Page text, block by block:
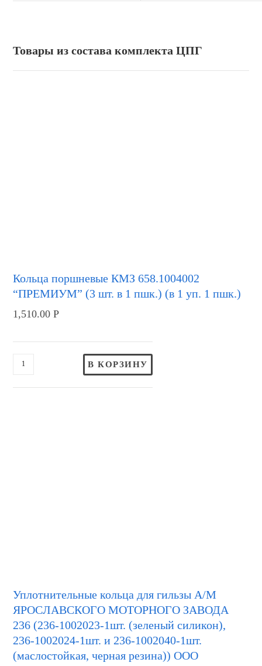
Товары из состава комплекта ЦПГ
Кольца поршневые КМЗ 658.1004002
“ПРЕМИУМ” (3 шт. в 1 пшк.) (в 1 уп. 1 пшк.)
1,510.00Р
В КОРЗИНУ
Уплотнительные кольца для гильзы А/М
ЯРОСЛАВСКОГО МОТОРНОГО ЗАВОДА
236 (236-1002023-1шт. (зеленый силикон),
236-1002024-1шт. и 236-1002040-1шт.
(маслостойкая, черная резина)) ООО